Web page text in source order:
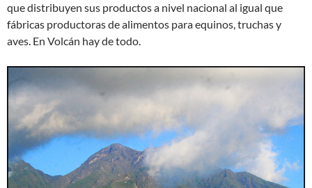
que distribuyen sus productos a nivel nacional al igual que
fábricas productoras de alimentos para equinos, truchas y
aves. En Volcán hay de todo.